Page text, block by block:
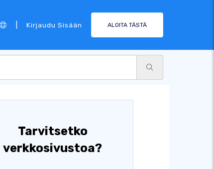
Kirjaudu Sisään ALOITA TÄSTÄ
Tarvitsetko
verkkosivustoa?